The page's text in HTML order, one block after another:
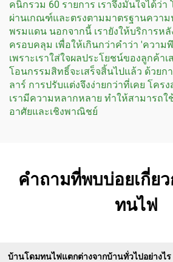
คนิกรวม 60 รายการ เราจึงมั่นใจได้ว่
ผ่านเกณฑ์และตรงตามมาตรฐานควา
พรมแดน นอกจากนี้ เรายังให้บริการหลั
ครอบคลุม เพื่อให้เกินกว่าคำว่า 'ความ
เพราะเราใส่ใจผลประโยชน์ของลูกค้า
โอนกรรมสิทธิ์จะเสร็จสิ้นไปแล้ว ด้วย
ลาร์ การปรับแต่งจึงง่ายกว่าที่เคย โคร
เรามีความหลากหลาย ทำให้สามารถใ
อาศัยและเชิงพาณิชย์
คำถามที่พบบ่อยเกี่ย
ทนไฟ
บ้านโดมทนไฟแตกต่างจากบ้านทั่วไปอย่างไร